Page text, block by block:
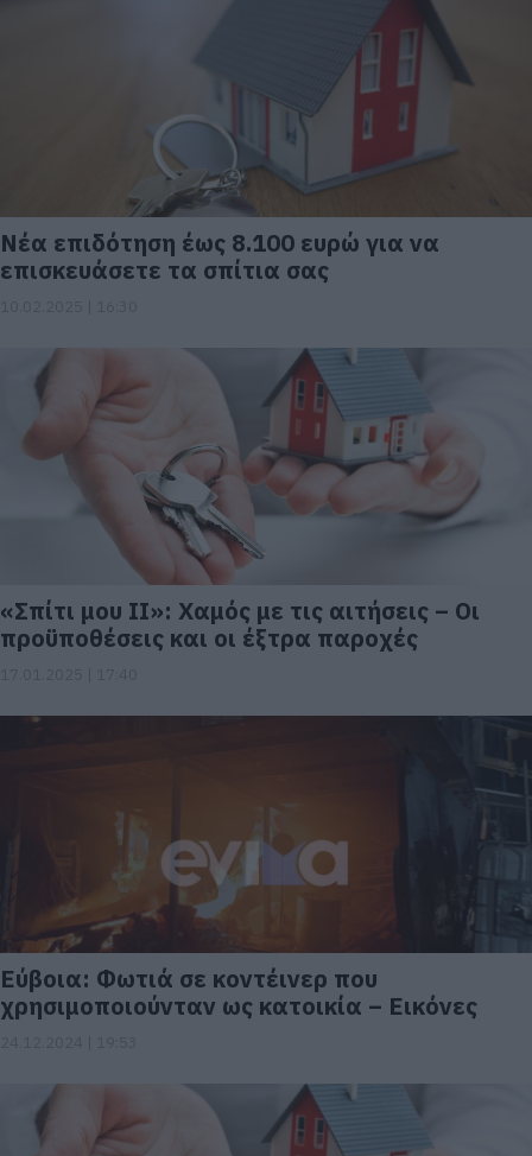
Νέα επιδότηση έως 8.100 ευρώ για να
επισκευάσετε τα σπίτια σας
«Σπίτι μου ΙΙ»: Χαμός με τις αιτήσεις – Οι
προϋποθέσεις και οι έξτρα παροχές
Εύβοια: Φωτιά σε κοντέινερ που
χρησιμοποιούνταν ως κατοικία – Εικόνες